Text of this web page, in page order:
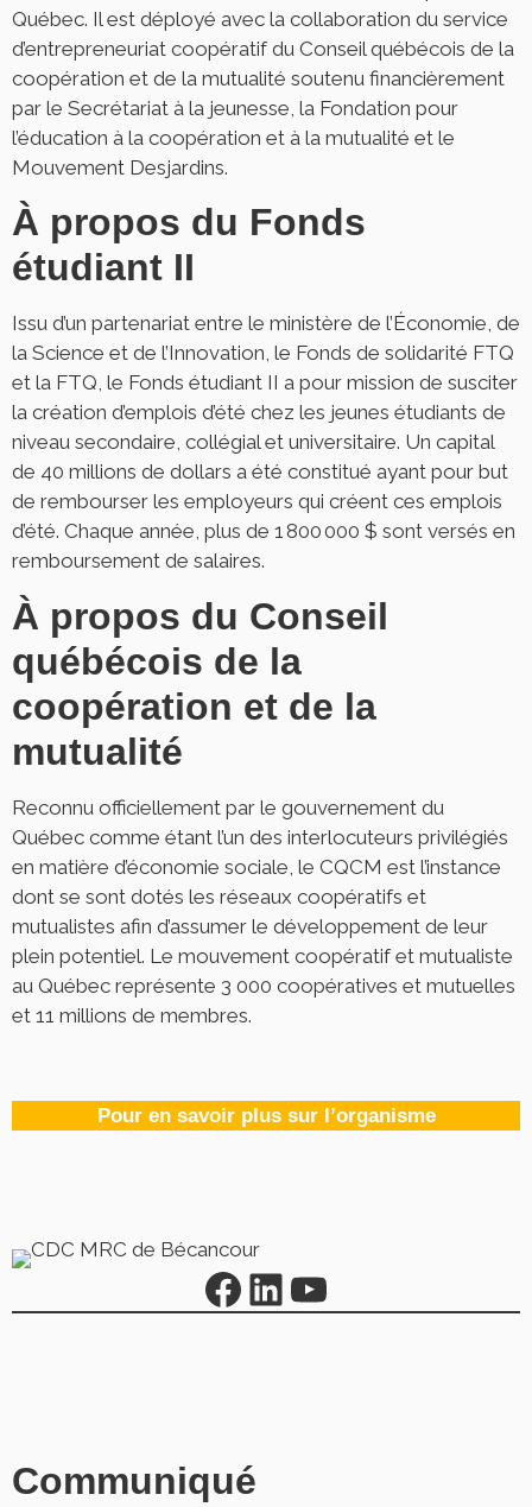
Québec. Il est déployé avec la collaboration du service
d’entrepreneuriat coopératif du Conseil québécois de la
coopération et de la mutualité soutenu financièrement
par le Secrétariat à la jeunesse, la Fondation pour
l’éducation à la coopération et à la mutualité et le
Mouvement Desjardins.
À propos du Fonds
étudiant II
Issu d’un partenariat entre le ministère de l’Économie, de
la Science et de l’Innovation, le Fonds de solidarité FTQ
et la FTQ, le Fonds étudiant II a pour mission de susciter
la création d’emplois d’été chez les jeunes étudiants de
niveau secondaire, collégial et universitaire. Un capital
de 40 millions de dollars a été constitué ayant pour but
de rembourser les employeurs qui créent ces emplois
d’été. Chaque année, plus de 1 800 000 $ sont versés en
remboursement de salaires.
À propos du Conseil
québécois de la
coopération et de la
mutualité
Reconnu officiellement par le gouvernement du
Québec comme étant l’un des interlocuteurs privilégiés
en matière d’économie sociale, le CQCM est l’instance
dont se sont dotés les réseaux coopératifs et
mutualistes afin d’assumer le développement de leur
plein potentiel. Le mouvement coopératif et mutualiste
au Québec représente 3 000 coopératives et mutuelles
et 11 millions de membres.
Pour en savoir plus sur l’organisme
Communiqué